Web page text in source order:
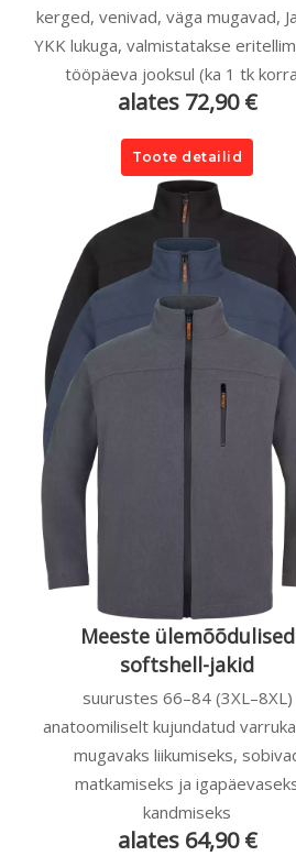
kerged, venivad, väga mugavad,
YKK lukuga, valmistatakse
tööpäeva jooksul (ka 1 tk
alates 72,90 €
Toote detailid
Meeste ülemõõdulised
softshell-jakid
suurustes 66–84 (3XL–8XL)
anatoomiliselt kujundatud
mugavaks liikumiseks,
matkamiseks ja
kandmiseks
alates 64,90 €